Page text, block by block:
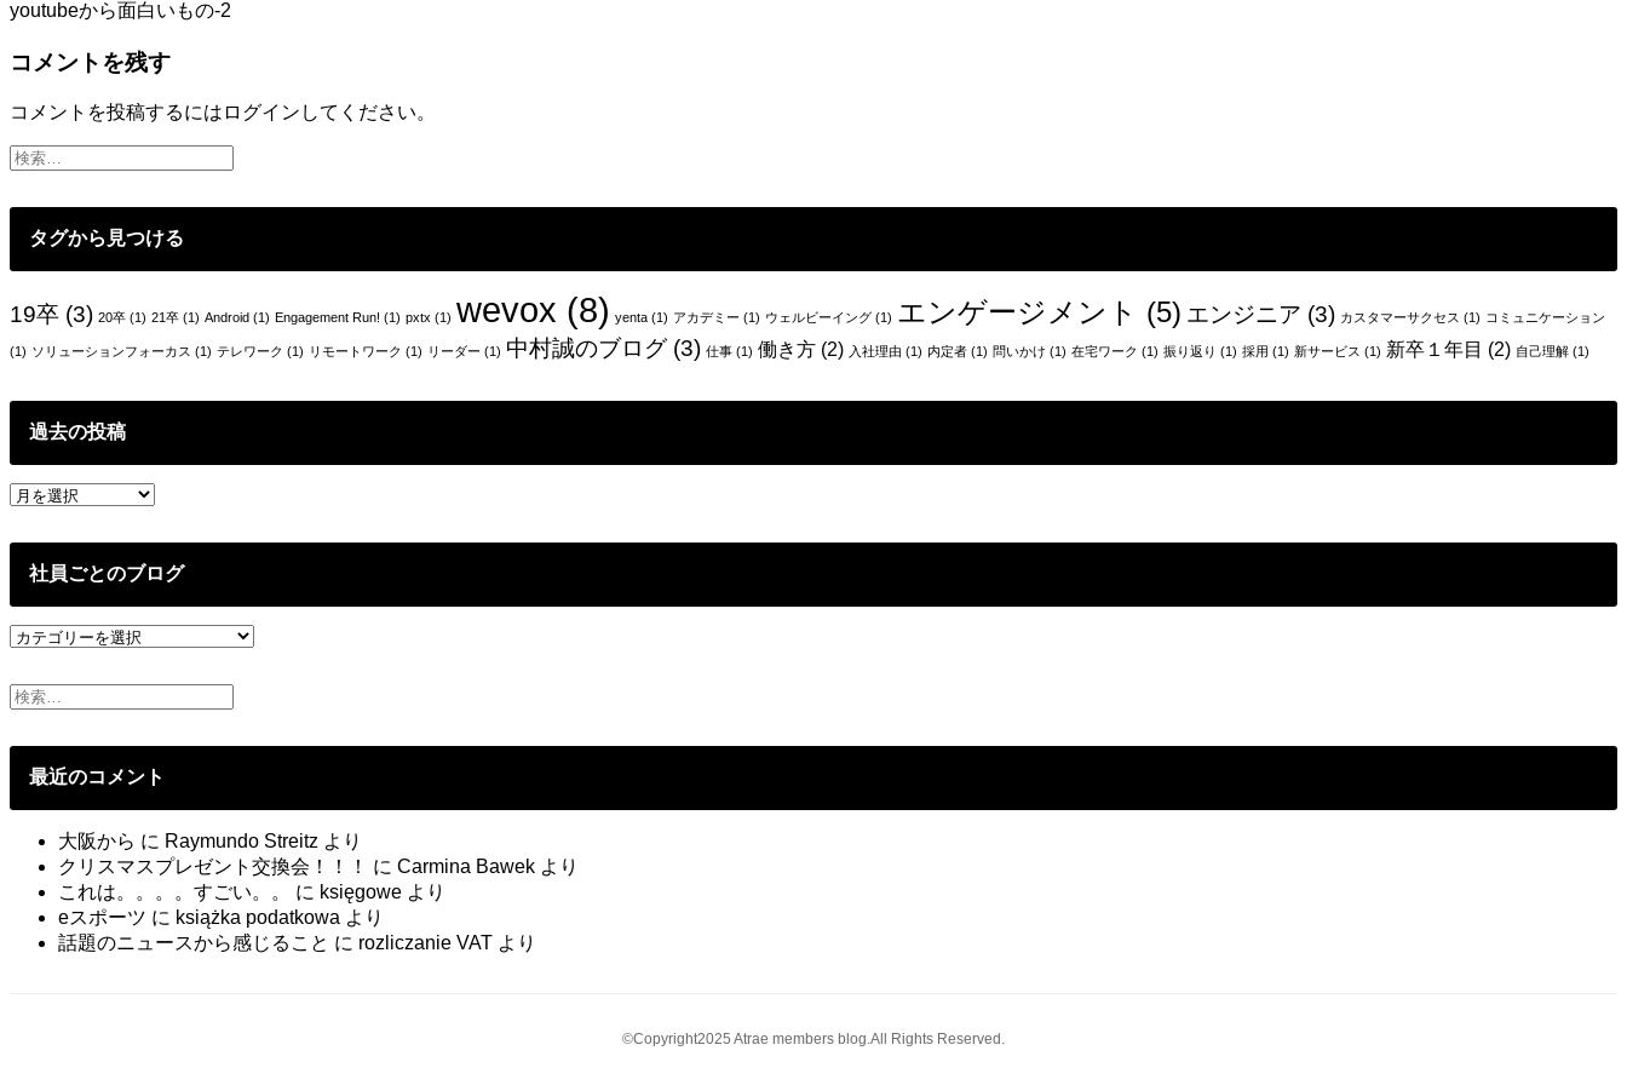
稿
ナ
ビ
ゲ
シ
ョ
ン
youtubeから面白いもの-2
コメントを残す
コメントを投稿するには ログイン してください。
タグから見つける
19卒 (3) 20卒 (1) 21卒 (1) Android (1) Engagement Run! (1) pxtx (1) wevox (8) yenta (1) アカデミー (1) ウェルビーイング (1) エンゲージメント (5) エンジニア (3) カスタマーサクセス (1) コミュニケーション
(1) ソリューションフォーカス (1) テレワーク (1) リモートワーク (1) リーダー (1) 中村誠のブログ(3) 仕事 (1) 働き方 (2) 入社理由 (1) 内定者 (1) 問いかけ (1) 在宅ワーク (1) 振り返り (1) 採用 (1) 新サービス (1) 新卒１年目 (2) 自己理解 (1)
過去の投稿
過
の
社員ごとのブログ
社
ご
と
グ
最近のコメント
大阪から に Raymundo Streitz より
クリスマスプレゼント交換会！！！
に Carmina Bawek より
これは。。。。すごい。。
に księgowe より
eスポーツ に książka podatkowa より
話題のニュースから感じること に rozliczanie VAT より
©Copyright2025 Atrae members blog.All Rights Reserved.